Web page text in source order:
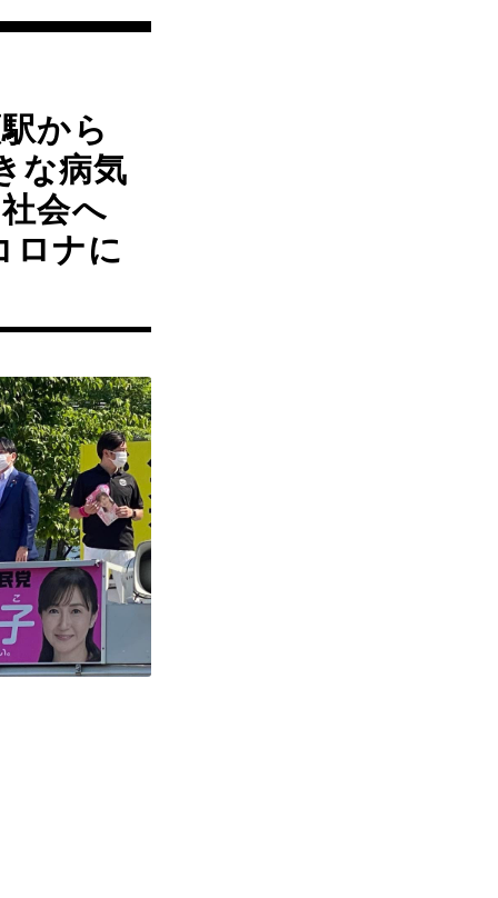
から
な病気
会へ
ロナに